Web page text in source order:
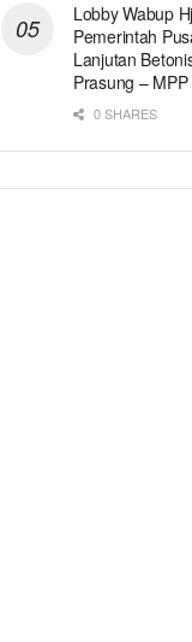
Lobby Wabup
Pemerintah
Lanjutan
Prasung – MPP
0 SHARES